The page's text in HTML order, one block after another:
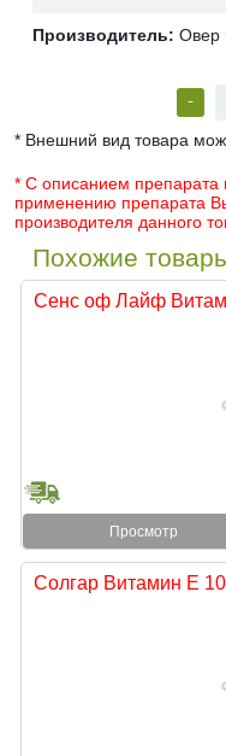
Производитель:
-
* Внешний вид товара
* С описанием препарата
применению препарата
производителя данного
Похожие
Сенс оф Лайф
Просмотр
Солгар Витамин Е